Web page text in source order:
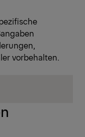
vorbehalten.